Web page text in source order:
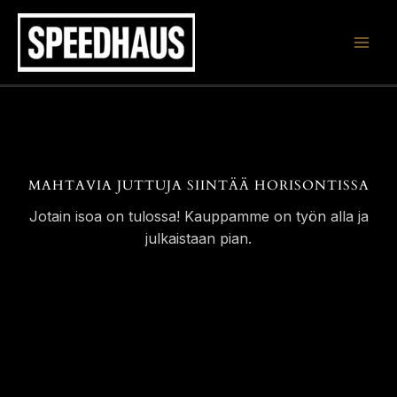
Siirry
sisältöön
MAHTAVIA JUTTUJA SIINTÄÄ HORISONTISSA
Jotain isoa on tulossa! Kauppamme on työn alla ja
julkaistaan pian.